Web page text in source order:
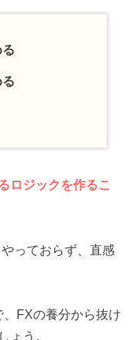
ロジックを作るこ
っておらず、直感
、FXの養分から抜け
ょう。